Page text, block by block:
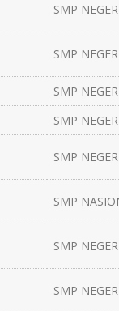
SMP
SMP
SMP
SMP
SMP
SMP
SMP
SMP